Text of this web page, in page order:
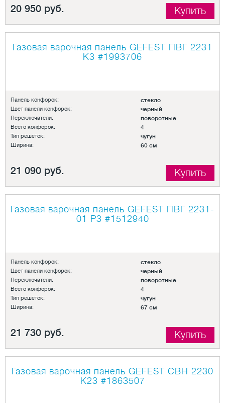
20 950 руб. Купить
Газовая варочная панель GEFEST ПВГ 2231
К3 #1993706
Панель конфорок: стекло
Цвет панели конфорок: черный
Переключатели: поворотные
Всего конфорок: 4
Тип решеток: чугун
Ширина: 60 см
21 090 руб. Купить
Газовая варочная панель GEFEST ПВГ 2231-
01 Р3 #1512940
Панель конфорок: стекло
Цвет панели конфорок: черный
Переключатели: поворотные
Всего конфорок: 4
Тип решеток: чугун
Ширина: 67 см
21 730 руб. Купить
Газовая варочная панель GEFEST СВН 2230
К23 #1863507